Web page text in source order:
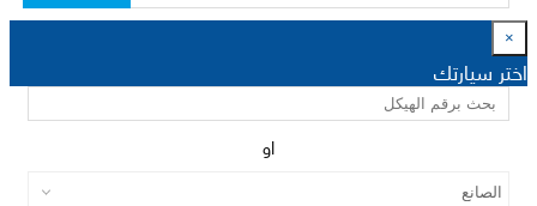
×
اختر سيارتك
او